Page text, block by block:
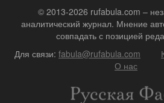
© 2013-2026 rufabula.com –
аналитический журнал. Мнение
совпадать с позицией
Для связи: fabula@rufabula.com
О нас